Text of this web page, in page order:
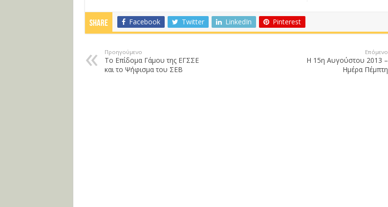
Share Facebook Twitter LinkedIn Pinterest
Προηγούμενο
Το Επίδομα Γάμου της ΕΓΣΣΕ
και το Ψήφισμα του ΣΕΒ
Επόμενο
Η 15η Αυγούστου 2013 –
Ημέρα Πέμπτη